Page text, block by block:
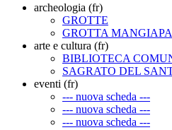
archeologia (fr)
GROTTE
GROTTA
arte e cultura (fr)
BIBLIOTECA
SAGRATO DEL
eventi (fr)
--- nuova scheda ---
--- nuova scheda ---
--- nuova scheda ---